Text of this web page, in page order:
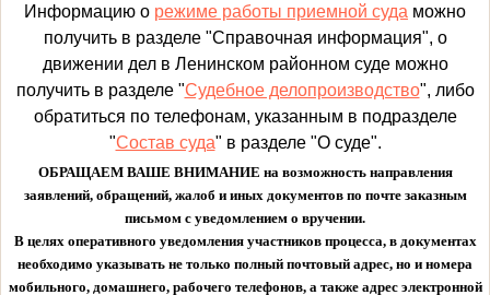
Информацию о режиме работы приемной суда можно
получить в разделе "Справочная информация", о
движении дел в Ленинском районном суде можно
получить в разделе "Судебное делопроизводство", либо
обратиться по телефонам, указанным в подразделе
"Состав суда" в разделе "О суде".
ОБРАЩАЕМ ВАШЕ ВНИМАНИЕ на возможность направления
заявлений, обращений, жалоб и иных документов по почте заказным
письмом с уведомлением о вручении.
В целях оперативного уведомления участников процесса, в документах
необходимо указывать не только полный почтовый адрес, но и номера
мобильного, домашнего, рабочего телефонов, а также адрес электронной